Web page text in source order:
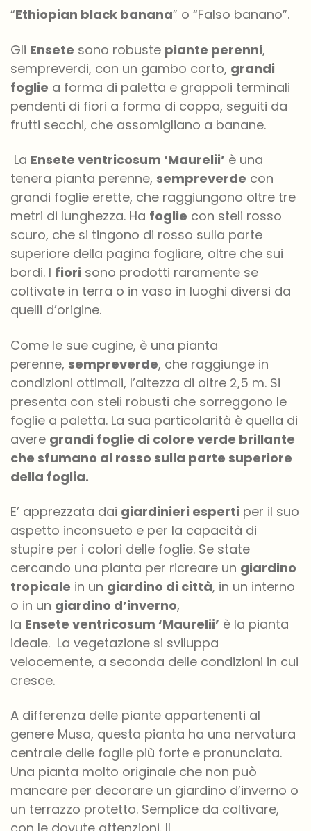
“Ethiopian black banana” o “Falso banano”.
Gli Ensete sono robuste piante perenni,
sempreverdi, con un gambo corto, grandi
foglie a forma di paletta e grappoli terminali
pendenti di fiori a forma di coppa, seguiti da
frutti secchi, che assomigliano a banane.
La Ensete ventricosum ‘Maurelii’ è una
tenera pianta perenne, sempreverde con
grandi foglie erette, che raggiungono oltre tre
metri di lunghezza. Ha foglie con steli rosso
scuro, che si tingono di rosso sulla parte
superiore della pagina fogliare, oltre che sui
bordi. I fiori sono prodotti raramente se
coltivate in terra o in vaso in luoghi diversi da
quelli d’origine.
Come le sue cugine, è una pianta
perenne, sempreverde, che raggiunge in
condizioni ottimali, l’altezza di oltre 2,5 m. Si
presenta con steli robusti che sorreggono le
foglie a paletta. La sua particolarità è quella di
avere grandi foglie di colore verde brillante
che sfumano al rosso sulla parte superiore
della foglia.
E’ apprezzata dai giardinieri esperti per il suo
aspetto inconsueto e per la capacità di
stupire per i colori delle foglie. Se state
cercando una pianta per ricreare un giardino
tropicale in un giardino di città, in un interno
o in un giardino d’inverno,
la Ensete ventricosum ‘Maurelii’ è la pianta
ideale. La vegetazione si sviluppa
velocemente, a seconda delle condizioni in cui
cresce.
A differenza delle piante appartenenti al
genere Musa, questa pianta ha una nervatura
centrale delle foglie più forte e pronunciata.
Una pianta molto originale che non può
mancare per decorare un giardino d’inverno o
un terrazzo protetto. Semplice da coltivare,